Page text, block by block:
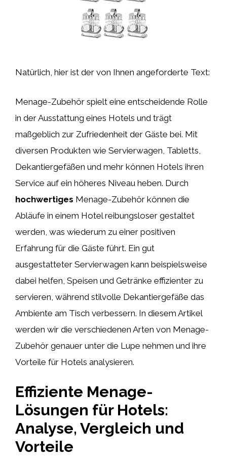
Natürlich, hier ist der von Ihnen angeforderte Text:
Menage-Zubehör spielt eine entscheidende Rolle
in der Ausstattung eines Hotels und trägt
maßgeblich zur Zufriedenheit der Gäste bei. Mit
diversen Produkten wie Servierwagen, Tabletts,
Dekantiergefäßen und mehr können Hotels ihren
Service auf ein höheres Niveau heben. Durch
hochwertiges Menage-Zubehör können die
Abläufe in einem Hotel reibungsloser gestaltet
werden, was wiederum zu einer positiven
Erfahrung für die Gäste führt. Ein gut
ausgestatteter Servierwagen kann beispielsweise
dabei helfen, Speisen und Getränke effizienter zu
servieren, während stilvolle Dekantiergefäße das
Ambiente am Tisch verbessern. In diesem Artikel
werden wir die verschiedenen Arten von Menage-
Zubehör genauer unter die Lupe nehmen und ihre
Vorteile für Hotels analysieren.
Effiziente Menage-
Lösungen für Hotels:
Analyse, Vergleich und
Vorteile